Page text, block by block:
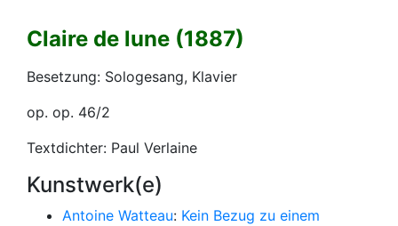
Claire de lune (1887)
Besetzung: Sologesang, Klavier
op. op. 46/2
Textdichter: Paul Verlaine
Kunstwerk(e)
Antoine Watteau: Kein Bezug zu einem